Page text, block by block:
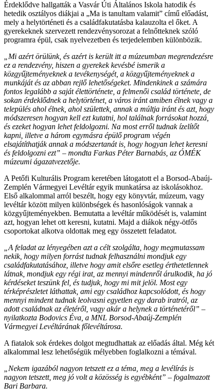
Érdeklődve hallgatták a Vasvár Úti Általános Iskola hatodik és
hetedik osztályos diákjai a „Ma is tanultam valamit” című előadást,
mely a helytörténeti és a családfakutatásba kalauzolta el őket. A
gyerekeknek szervezett rendezvénysorozat a felnőtteknek szóló
programra épül, csak nyelvezetben és terjedelemben különbözik.
„Mi azért örülünk, és azért is került itt a múzeumban megrendezésre
ez a rendezvény, hiszen a gyerekek kevésbé ismerik a
közgyűjteményeknek a tevékenységét, a közgyűjteményeknek a
munkáját és az abban rejlő lehetőségeket. Mindenkinek a számára
fontos legalább a saját élettörténete, a felmenői család története, de
sokan érdeklődnek a helytörténet, a város iránt amiben élnek vagy a
település ahol élnek, ahol születtek, annak a múltja iránt és azt, hogy
módszeresen hogyan kell ezt kutatni, hol találnak forrásokat hozzá,
és ezeket hogyan lehet feldolgozni. Na most erről tudnak ízelítőt
kapni, illetve a három egymásra épülő program végén
elsajátíthatják annak a módszertanát is, hogy hogyan lehet keresni
és feldolgozni ezt” – mondta Farkas Péter Barnabás, az ÓMÉK
múzeumi ágazatvezetője.
A Petőfi Kulturális Program keretében látogatott el a Borsod-Abaúj-
Zemplén Vármegyei Levéltár egyik munkatársa az iskolásokhoz.
Első alkalommal arról beszélt, hogy egy könyvtár, múzeum, vagy
levéltár között milyen különbségek és hasonlóságok vannak a
közgyűjteményekben. Bemutatta a levéltár működését is, valamint
azt, hogyan lehet ott keresni, kutatni. Majd a diákok négy-ötfős
csoportokat alkotva oldottak meg egy összetett feladatot.
„A feladat az lényegében azt a célt szolgálta, hogy megmutassam
nekik, hogy milyen forrást tudnak felhasználni mondjuk egy
családfakutatásához, illetve hogy amit elsőre esetleg érthetetlennek
látnak, mondjuk egy régi irat, az mennyi mindenről árulkodik, ha jó
kérdéseket teszünk fel, és tudjuk, hogy mi mit jelöl. Most egy
térképrészletet láthattak, ami egy családhoz kapcsolódott, és hogy
mennyi mindent tudnak leolvasni egyetlen egy darab iratról, az
adott családnak az életéről, vagy akár a helynek a történetéről” –
nyilatkozta Bodovics Éva, a MNL Borsod-Abaúj-Zemplén
Vármegyei Levéltárának főlevéltárosa.
A fiatalok sok érdekes dolgot megtudhattak az előadás által. Még két
alkalommal lesz lehetőségük mélyebben foglalkozni a témával.
„Nekem igazából nagyon tetszett ez a téma, meg a levélírás is
nagyon tetszett, meg jó volt a közösség is egyébként” – fogalmazott
Bari Barbara.